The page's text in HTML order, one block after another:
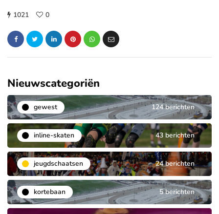
1021 0
Nieuwscategoriën
gewest 124 berichten
inline-skaten 43 berichten
jeugdschaatsen 24 berichten
kortebaan 5 berichten